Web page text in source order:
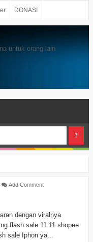
DONASI
untuk orang lain
Add Comment
dengan viralnya
flash sale 11.11 shopee
sale Iphon ya...